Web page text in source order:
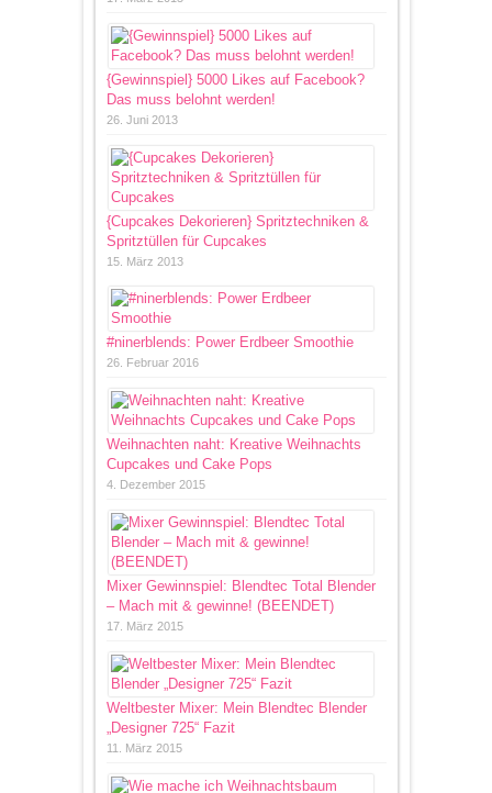
{Gewinnspiel} 5000 Likes auf Facebook?
Das muss belohnt werden!
26. Juni 2013
{Cupcakes Dekorieren} Spritztechniken &
Spritztüllen für Cupcakes
15. März 2013
#ninerblends: Power Erdbeer Smoothie
26. Februar 2016
Weihnachten naht: Kreative Weihnachts
Cupcakes und Cake Pops
4. Dezember 2015
Mixer Gewinnspiel: Blendtec Total Blender
– Mach mit & gewinne! (BEENDET)
17. März 2015
Weltbester Mixer: Mein Blendtec Blender
„Designer 725“ Fazit
11. März 2015